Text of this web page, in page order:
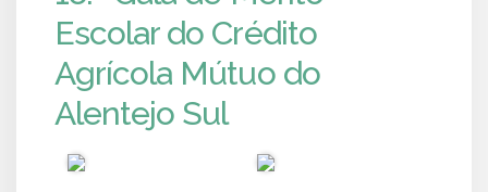
Escolar do Crédito
Agrícola Mútuo do
Alentejo Sul